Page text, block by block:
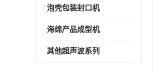
泡壳包装封口机
海绵产品成型机
其他超声波系列